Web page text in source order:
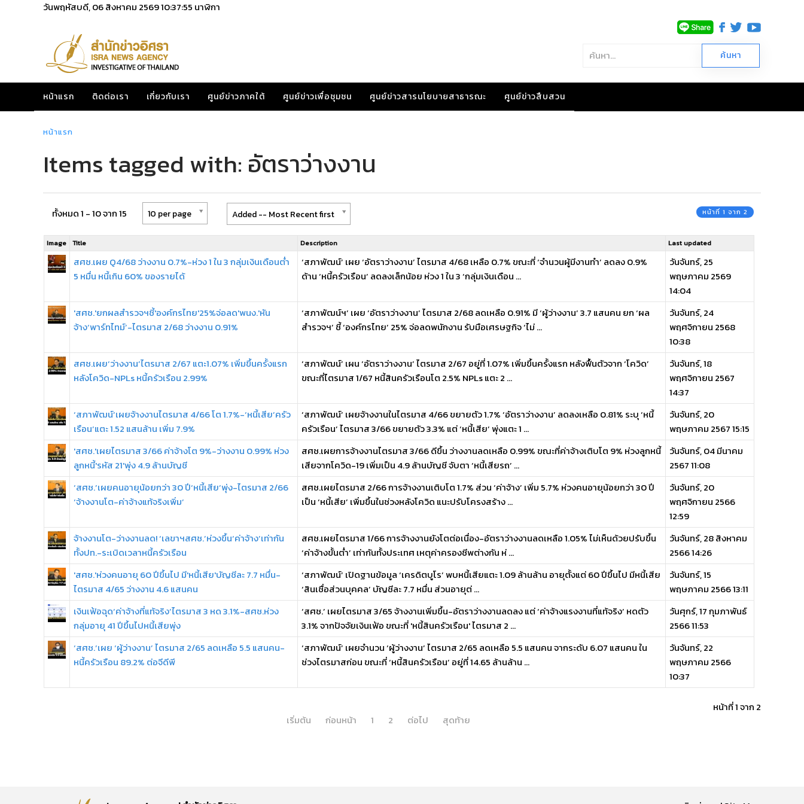
วันพฤหัสบดี, 06 สิงหาคม 256910:37:55 นาฬิกา
หน้าแรก ติดต่อเรา เกี่ยวกับเรา ศูนย์ข่าวภาคใต้ ศูนย์ข่าวเพื่อชุมชน ศูนย์ข่าวสารนโยบายสาธารณะ ศูนย์ข่าวสืบสวน
หน้าแรก
Items tagged with: อัตราว่างงาน
ทั้งหมด 1 - 10 จาก 15 10 per page Added -- Most Recent first หน้าที่ 1 จาก 2
Image Title Description Last updated
สศช.เผย Q4/68 ว่างงาน 0.7%-ห่วง 1 ใน 3 กลุ่มเงินเดือนต่ำ
5 หมื่น หนี้เกิน 60% ของรายได้
‘สภาพัฒน์’ เผย ‘อัตราว่างงาน’ ไตรมาส 4/68 เหลือ 0.7% ขณะที่ ‘จำนวนผู้มีงานทำ’ ลดลง 0.9%
ด้าน ‘หนี้ครัวเรือน’ ลดลงเล็กน้อย ห่วง 1 ใน 3 ‘กลุ่มเงินเดือน ...
วันจันทร์, 25
พฤษภาคม 2569
14:04
'สศช.'ยกผลสำรวจฯชี้'องค์กรไทย'25%จ่อลด'พนง.'หัน
จ้าง‘พาร์ทไทม์’-ไตรมาส 2/68 ว่างงาน 0.91%
‘สภาพัฒน์ฯ’ เผย ‘อัตราว่างงาน’ ไตรมาส 2/68 ลดเหลือ 0.91% มี ‘ผู้ว่างงาน’ 3.7 แสนคน ยก ‘ผล
สำรวจฯ’ ชี้ ‘องค์กรไทย’ 25% จ่อลดพนักงาน รับมือเศรษฐกิจ ‘ไม่ ...
วันจันทร์, 24
พฤศจิกายน 2568
10:38
สศช.เผย‘ว่างงาน’ไตรมาส 2/67 แตะ1.07% เพิ่มขึ้นครั้งแรก
หลังโควิด-NPLs หนี้ครัวเรือน 2.99%
‘สภาพัฒน์’ เผน ‘อัตราว่างงาน’ ไตรมาส 2/67 อยู่ที่ 1.07% เพิ่มขึ้นครั้งแรก หลังฟื้นตัวจาก ‘โควิด’
ขณะที่ไตรมาส 1/67 หนี้สินครัวเรือนโต 2.5% NPLs แตะ 2 ...
วันจันทร์, 18
พฤศจิกายน 2567
14:37
‘สภาพัฒน์’เผยจ้างงานไตรมาส 4/66 โต 1.7%-‘หนี้เสีย’ครัว
เรือน’แตะ 1.52 แสนล้าน เพิ่ม 7.9%
‘สภาพัฒน์’ เผยจ้างงานในไตรมาส 4/66 ขยายตัว 1.7% ‘อัตราว่างงาน’ ลดลงเหลือ 0.81% ระบุ ‘หนี้
ครัวเรือน’ ไตรมาส 3/66 ขยายตัว 3.3% แต่ ‘หนี้เสีย’ พุ่งแตะ 1 ...
วันจันทร์, 20
พฤษภาคม 2567 15:15
'สศช.'เผยไตรมาส 3/66 ค่าจ้างโต 9%-ว่างงาน 0.99% ห่วง
ลูกหนี้'รหัส 21'พุ่ง 4.9 ล้านบัญชี
สศช.เผยการจ้างงานไตรมาส 3/66 ดีขึ้น ว่างงานลดเหลือ 0.99% ขณะที่ค่าจ้างเติบโต 9% ห่วงลูกหนี้
เสียจากโควิด-19 เพิ่มเป็น 4.9 ล้านบัญชี จับตา ‘หนี้เสียรถ’ ...
วันจันทร์, 04 มีนาคม
2567 11:08
‘สศช.’เผยคนอายุน้อยกว่า 30 ปี‘หนี้เสีย’พุ่ง-ไตรมาส 2/66
‘จ้างงานโต-ค่าจ้างแท้จริงเพิ่ม’
สศช.เผยไตรมาส 2/66 การจ้างงานเติบโต 1.7% ส่วน ‘ค่าจ้าง’ เพิ่ม 5.7% ห่วงคนอายุน้อยกว่า 30 ปี
เป็น ‘หนี้เสีย’ เพิ่มขึ้นในช่วงหลังโควิด แนะปรับโครงสร้าง ...
วันจันทร์, 20
พฤศจิกายน 2566
12:59
จ้างงานโต-ว่างงานลด! ‘เลขาฯสศช.’ห่วงขึ้น‘ค่าจ้าง’เท่ากัน
ทั้งปท.-ระเบิดเวลาหนี้ครัวเรือน
สศช.เผยไตรมาส 1/66 การจ้างงานยังโตต่อเนื่อง-อัตราว่างงานลดเหลือ 1.05% ไม่เห็นด้วยปรับขึ้น
‘ค่าจ้างขั้นต่ำ’ เท่ากันทั้งประเทศ เหตุค่าครองชีพต่างกัน ห่ ...
วันจันทร์, 28 สิงหาคม
2566 14:26
'สศช.'ห่วงคนอายุ 60 ปีขึ้นไป มี'หนี้เสีย'บัญชีละ 7.7 หมื่น-
ไตรมาส 4/65 ว่างงาน 4.6 แสนคน
‘สภาพัฒน์’ เปิดฐานข้อมูล ‘เครดิตบูโร’ พบหนี้เสียแตะ 1.09 ล้านล้าน อายุตั้งแต่ 60 ปีขึ้นไป มีหนี้เสีย
‘สินเชื่อส่วนบุคคล’ บัญชีละ 7.7 หมื่น ส่วนอายุต่ ...
วันจันทร์, 15
พฤษภาคม 2566 13:11
เงินเฟ้อฉุด‘ค่าจ้างที่แท้จริง’ไตรมาส 3 หด 3.1%-สศช.ห่วง
กลุ่มอายุ 41 ปีขึ้นไปหนี้เสียพุ่ง
‘สศช.’ เผยไตรมาส 3/65 จ้างงานเพิ่มขึ้น-อัตราว่างงานลดลง แต่ ‘ค่าจ้างแรงงานที่แท้จริง’ หดตัว
3.1% จากปัจจัยเงินเฟ้อ ขณะที่ 'หนี้สินครัวเรือน' ไตรมาส 2 ...
วันศุกร์, 17 กุมภาพันธ์
2566 11:53
‘สศช.’เผย ‘ผู้ว่างงาน’ ไตรมาส 2/65 ลดเหลือ 5.5 แสนคน-
หนี้ครัวเรือน 89.2% ต่อจีดีพี
‘สภาพัฒน์’ เผยจำนวน ‘ผู้ว่างงาน’ ไตรมาส 2/65 ลดเหลือ 5.5 แสนคน จากระดับ 6.07 แสนคน ใน
ช่วงไตรมาสก่อน ขณะที่ ‘หนี้สินครัวเรือน’ อยู่ที่ 14.65 ล้านล้าน ...
วันจันทร์, 22
พฤษภาคม 2566
10:37
หน้าที่ 1 จาก 2
เริ่มต้น
ก่อนหน้า 1 2 ต่อไป สุดท้าย